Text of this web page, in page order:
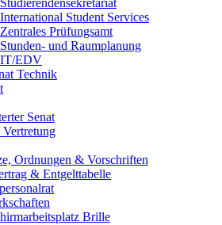
International Student Services
Zentrales Prüfungsamt
Stunden- und Raumplanung
IT/EDV
Technik
Senat
Vertretung
Ordnungen & Vorschriften
& Entgelttabelle
Brille